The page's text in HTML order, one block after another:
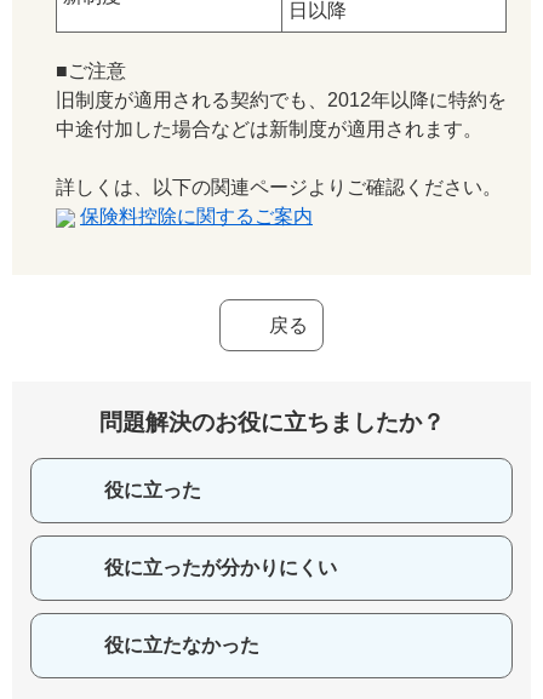
日以降
■ご注意
旧制度が適用される契約でも、2012年以降に特約を
中途付加した場合などは新制度が適用されます。
詳しくは、以下の関連ページよりご確認ください。
保険料控除に関するご案内
戻る
問題解決のお役に立ちましたか？
役に立った
役に立ったが分かりにくい
役に立たなかった